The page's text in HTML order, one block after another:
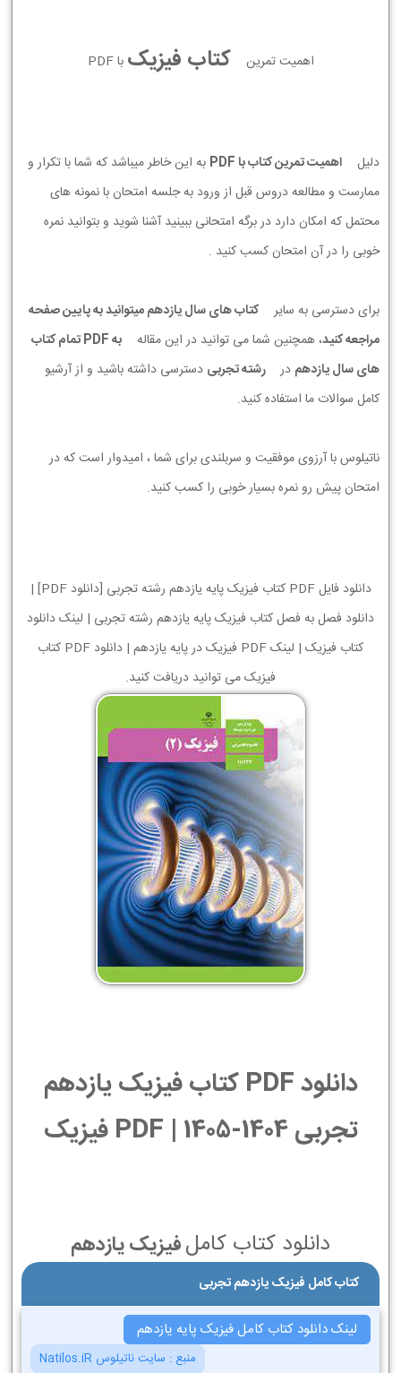
اهمیت تمرین کتاب فیزیک با PDF
دلیل اهمیت تمرین کتاب با PDF
به این خاطر میباشد که شما با تکرار و
ممارست و مطالعه دروس قبل از ورود به جلسه امتحان با نمونه های
محتمل که امکان دارد در برگه امتحانی ببینید آشنا شوید و بتوانید نمره
خوبی را در آن امتحان کسب کنید .
برای دسترسی به سایر
کتاب های سال یازدهم میتوانید به پایین صفحه
مراجعه کنید، همچنین شما می توانید در این مقاله
به PDF تمام کتاب
های سال یازدهم در رشته تجربی دسترسی داشته باشید و از آرشیو
کامل سوالات ما استفاده کنید.
ناتیلوس با آرزوی موفقیت و سربلندی برای شما ، امیدوار است که در
امتحان پیش رو نمره بسیار خوبی را کسب کنید.
دانلود فایل PDF کتاب فیزیک پایه یازدهم رشته تجربی [دانلود PDF] |
دانلود فصل به فصل کتاب فیزیک پایه یازدهم رشته تجربی | لینک دانلود
کتاب فیزیک | لینک PDF فیزیک در پایه یازدهم | دانلود PDF کتاب
فیزیک می توانید دریافت کنید.
دانلود PDF کتاب فیزیک یازدهم
تجربی 1404-1405 | PDF فیزیک
دانلود کتاب کاملفیزیک یازدهم
کتاب کامل فیزیک یازدهم تجربی
لینک دانلود کتاب کامل فیزیک پایه یازدهم
منبع : سایت ناتیلوس Natilos.iR